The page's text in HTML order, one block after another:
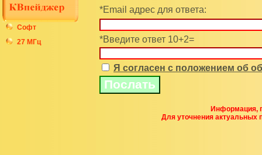
Софт
27 МГц
*Email адрес для ответа:
*Введите ответ 10+2=
Я согласен с положением об
Информация,
Для уточнения актуальных